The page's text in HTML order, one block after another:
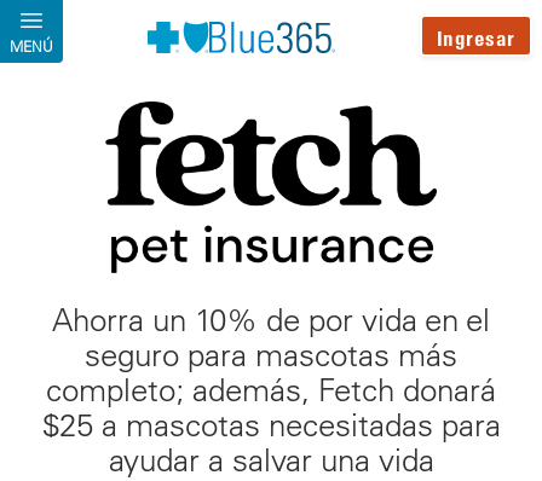
Pasar al contenido principal
MENÚ Ingresar
Ahorra un 10% de por vida en el
seguro para mascotas más
completo; además, Fetch donará
$25 a mascotas necesitadas para
ayudar a salvar una vida